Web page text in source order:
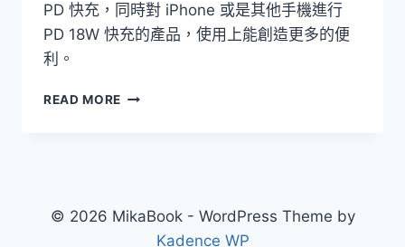
PD 快充，同時對 iPhone 或是其他手機進行
PD 18W 快充的產品，使用上能創造更多的便
利。
READ MORE [開
USB-
© 2026 MikaBook - WordPress Theme by
Kadence WP